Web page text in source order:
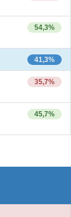
54,3%
41,3%
35,7%
45,7%